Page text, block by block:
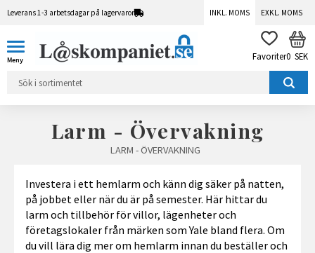
Leverans 1-3 arbetsdagar på lagervaror INKL. MOMS EXKL. MOMS
FAVORITER
0 SEK
Larm - Övervakning
LARM - ÖVERVAKNING
Investera i ett hemlarm och känn dig säker på natten,
på jobbet eller när du är på semester. Här hittar du
larm och tillbehör för villor, lägenheter och
företagslokaler från märken som Yale bland flera. Om
du vill lära dig mer om hemlarm innan du beställer och